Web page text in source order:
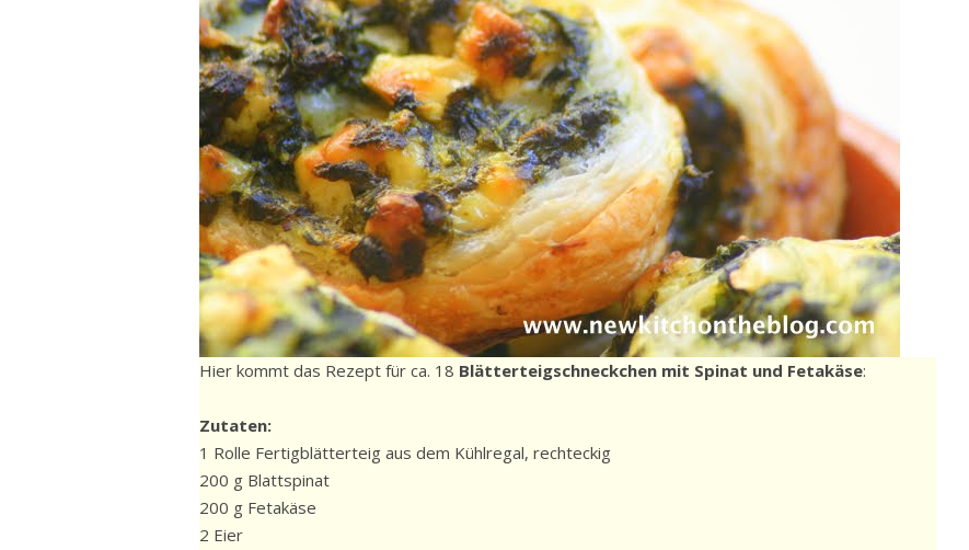
Hier kommt das Rezept für ca. 18 Blätterteigschneckchen mit Spinat und Fetakäse:
Zutaten:
1 Rolle Fertigblätterteig aus dem Kühlregal, rechteckig
200 g Blattspinat
200 g Fetakäse
2 Eier